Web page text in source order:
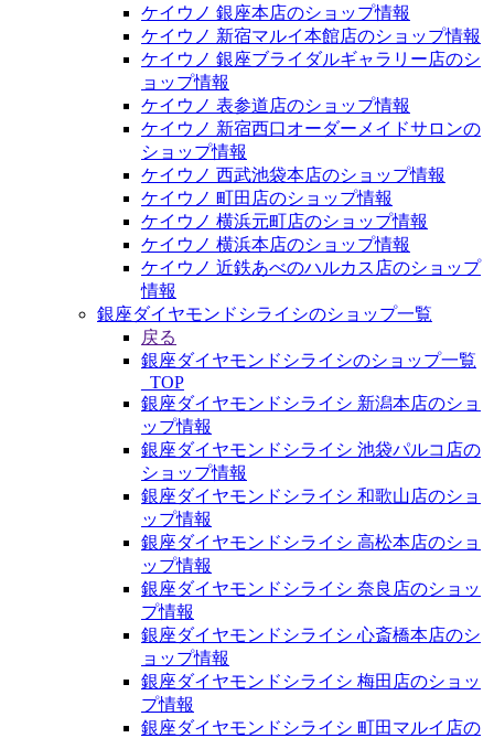
ケイウノ 銀座本店のショップ情報
ケイウノ 新宿マルイ本館店のショップ情報
ケイウノ 銀座ブライダルギャラリー店のシ
ョップ情報
ケイウノ 表参道店のショップ情報
ケイウノ 新宿西口オーダーメイドサロンの
ショップ情報
ケイウノ 西武池袋本店のショップ情報
ケイウノ 町田店のショップ情報
ケイウノ 横浜元町店のショップ情報
ケイウノ 横浜本店のショップ情報
ケイウノ 近鉄あべのハルカス店のショップ
情報
銀座ダイヤモンドシライシのショップ一覧
戻る
銀座ダイヤモンドシライシのショップ一覧
_TOP
銀座ダイヤモンドシライシ 新潟本店のショ
ップ情報
銀座ダイヤモンドシライシ 池袋パルコ店の
ショップ情報
銀座ダイヤモンドシライシ 和歌山店のショ
ップ情報
銀座ダイヤモンドシライシ 高松本店のショ
ップ情報
銀座ダイヤモンドシライシ 奈良店のショッ
プ情報
銀座ダイヤモンドシライシ 心斎橋本店のシ
ョップ情報
銀座ダイヤモンドシライシ 梅田店のショッ
プ情報
銀座ダイヤモンドシライシ 町田マルイ店の